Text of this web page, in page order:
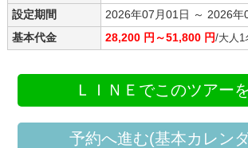
設定期間
2026年07月01日 ～ 2026年
基本代金
28,200 円～51,800 円/大人1
ＬＩＮＥでこのツアー
予約へ進む(基本カレン